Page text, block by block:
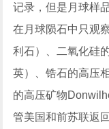
记录，但是月球样
在月球陨石中只观
利石）、二氧化硅
英）、锆石的高压
的高压矿物
管美国和前苏联返